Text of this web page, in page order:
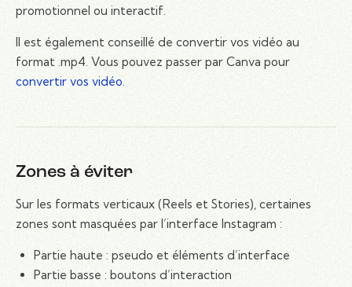
promotionnel ou interactif.
Il est également conseillé de convertir vos vidéo au
format .mp4. Vous pouvez passer par Canva pour
convertir vos vidéo.
Zones à éviter
Sur les formats verticaux (Reels et Stories), certaines
zones sont masquées par l’interface Instagram :
Partie haute : pseudo et éléments d’interface
Partie basse : boutons d’interaction